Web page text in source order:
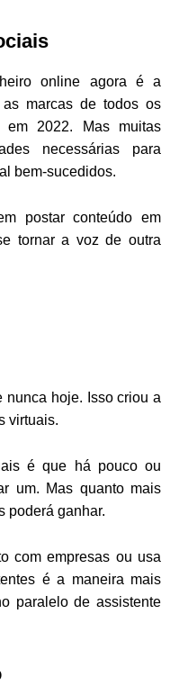
online agora é a
marcas de todos os
em 2022. Mas muitas
necessárias para
bem-sucedidos.
postar conteúdo em
tornar a voz de outra
nunca hoje. Isso criou a
virtuais.
é que há pouco ou
um. Mas quanto mais
poderá ganhar.
com empresas ou usa
é a maneira mais
paralelo de assistente